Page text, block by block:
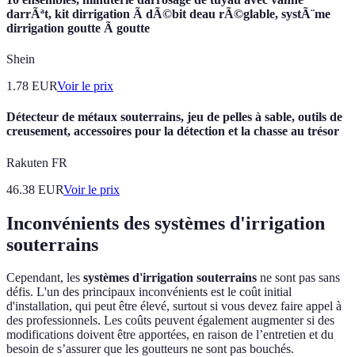
darrÃªt, kit dirrigation Ã dÃ©bit deau rÃ©glable, systÃ¨me
dirrigation goutte Ã goutte
Shein
1.78 EURVoir le prix
Détecteur de métaux souterrains, jeu de pelles à sable, outils de
creusement, accessoires pour la détection et la chasse au trésor
Rakuten FR
46.38 EURVoir le prix
Inconvénients des systèmes d'irrigation
souterrains
Cependant, les systèmes d'irrigation souterrains ne sont pas sans
défis. L'un des principaux inconvénients est le coût initial
d'installation, qui peut être élevé, surtout si vous devez faire appel à
des professionnels. Les coûts peuvent également augmenter si des
modifications doivent être apportées, en raison de l’entretien et du
besoin de s’assurer que les goutteurs ne sont pas bouchés.